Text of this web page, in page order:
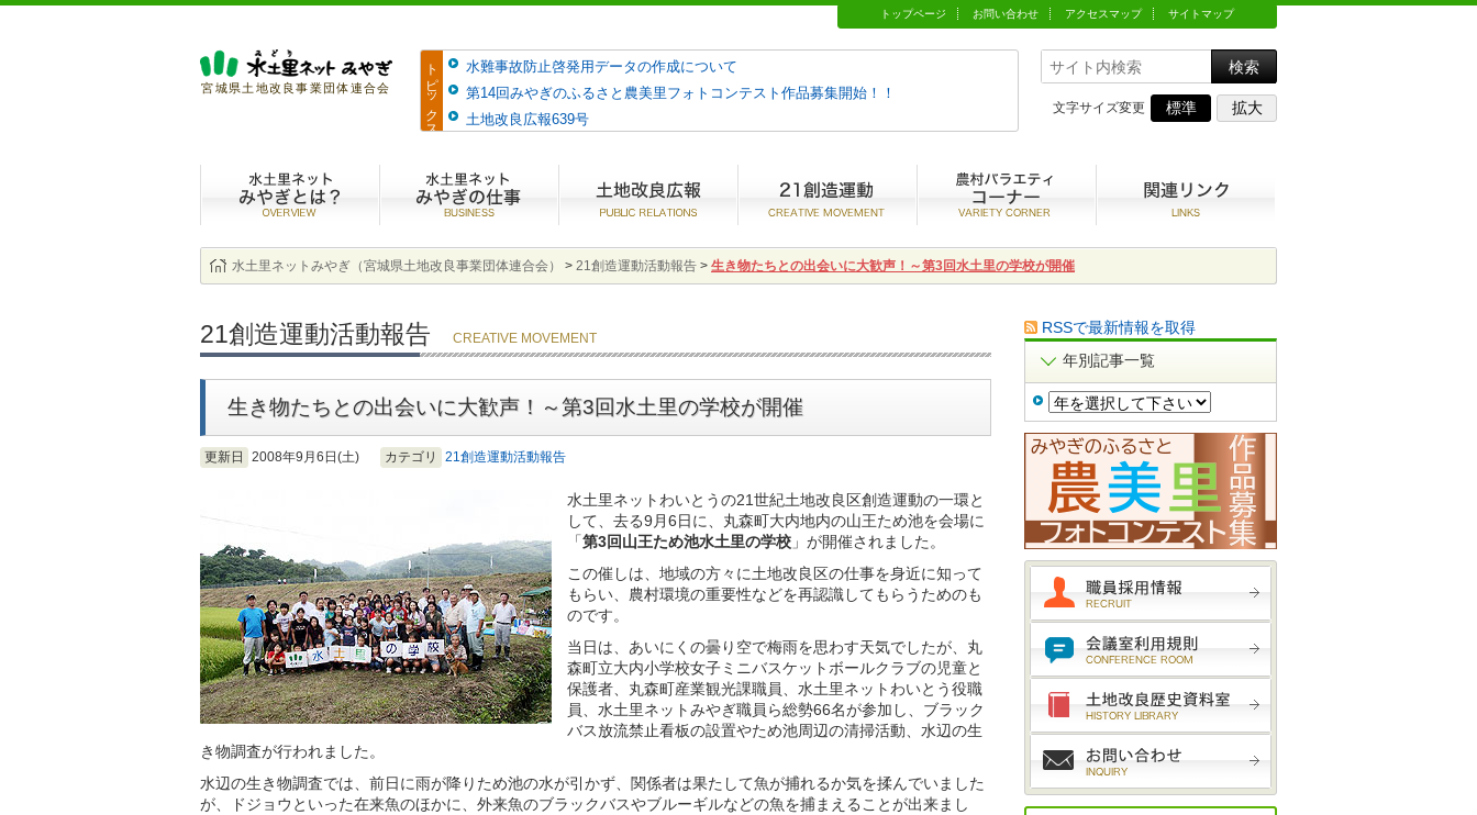
宮城県土地改良事業団体連合会 トピックス
水難事故防止啓発用データの作成について
第14回みやぎのふるさと農美里フォトコンテスト作品募集開始！！
土地改良広報639号
文字サイズ変更 標準 拡大
トップページ お問い合わせ アクセスマップ サイトマップ
水土里ネットみやぎとは？ 21創造運動
水土里ネットみやぎ（宮城県土地改良事業団体連合会） > 21創造運動活動報告 > 生き物たちとの出会いに大歓声！～第3回水土里の学校が開催
21創造運動活動報告 CREATIVE MOVEMENT
生き物たちとの出会いに大歓声！～第3回水土里の学校が開催
更新日 2008年9月6日(土) カテゴリ 21創造運動活動報告
水土里ネットわいとうの21世紀土地改良区創造運動の一環と
して、去る9月6日に、丸森町大内地内の山王ため池を会場に
「第3回山王ため池水土里の学校 」が開催されました。
この催しは、地域の方々に土地改良区の仕事を身近に知って
もらい、農村環境の重要性などを再認識してもらうためのも
のです。
当日は、あいにくの曇り空で梅雨を思わす天気でしたが、丸
森町立大内小学校女子ミニバスケットボールクラブの児童と
保護者、丸森町産業観光課職員、水土里ネットわいとう役職
員、水土里ネットみやぎ職員ら総勢66名が参加し、ブラック
バス放流禁止看板の設置やため池周辺の清掃活動、水辺の生
き物調査が行われました。
水辺の生き物調査では、前日に雨が降りため池の水が引かず、関係者は果たして魚が捕れるか気を揉んでいました
が、ドジョウといった在来魚のほかに、外来魚のブラックバスやブルーギルなどの魚を捕まえることが出来まし
RSSで最新情報を取得
年別記事一覧